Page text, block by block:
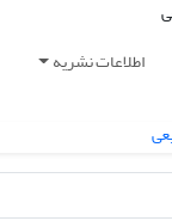
اطلاعات نشریه